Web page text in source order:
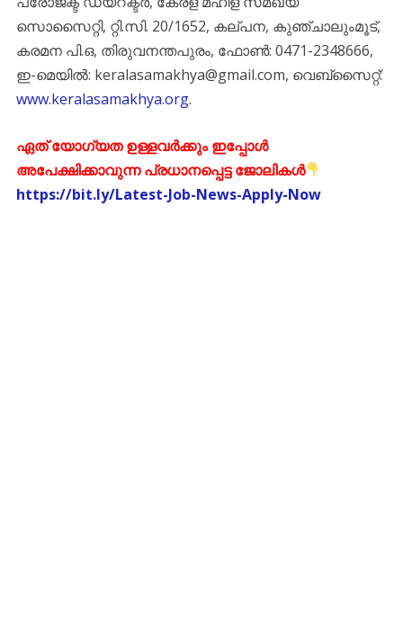
സൊസൈറ്റി, റ്റി.സി. 20/1652, കല്പന, കുഞ്ചാലുംമൂട്,
കരമന പി.ഒ, തിരുവനന്തപുരം, ഫോൺ: 0471-2348666,
ഇ-മെയിൽ: keralasamakhya@gmail.com, വെബ്സൈറ്റ്:
www.keralasamakhya.org.
ഏത് യോഗ്യത ഉള്ളവർക്കും ഇപ്പോൾ
അപേക്ഷിക്കാവുന്ന പ്രധാനപ്പെട്ട ജോലികൾ
https://bit.ly/Latest-Job-News-Apply-Now